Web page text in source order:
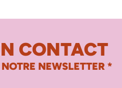
CONTACT
NEWSLETTER *